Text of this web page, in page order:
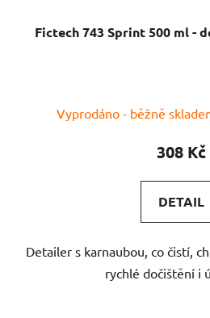
Fictech 743 Sprint 500 ml -
Vyprodáno - běžně
308 Kč
DETAIL
Detailer s karnaubou, co čistí,
rychlé dočištění i